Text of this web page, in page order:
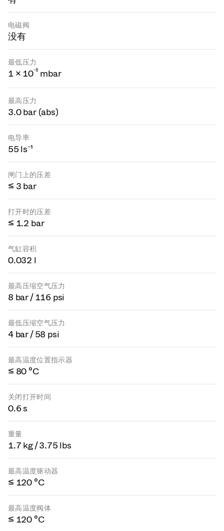
电磁阀
没有
最低压力
1 × 10-8 mbar
最高压力
3.0 bar (abs)
电导率
55 ls⁻¹
闸门上的压差
≤ 3 bar
打开时的压差
≤ 1.2 bar
气缸容积
0.032 l
最高压缩空气压力
8 bar / 116 psi
最低压缩空气压力
4 bar / 58 psi
最高温度位置指示器
≤ 80 °C
关闭打开时间
0.6 s
重量
1.7 kg / 3.75 lbs
最高温度驱动器
≤ 120 °C
最高温度阀体
≤ 120 °C